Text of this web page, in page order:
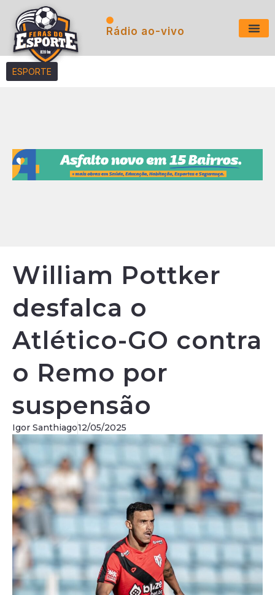
Rádio ao-vivo
ESPORTE
William Pottker
desfalca o
Atlético-GO contra
o Remo por
suspensão
Igor Santhiago12/05/2025